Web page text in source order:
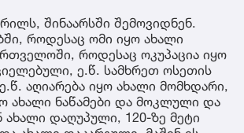
შინაარსში შემოვიდნენ.
როდესაც ომი იყო ახალი
როდესაც ოკუპაცია იყო
ე.წ. სამხრეთ ოსეთის
აღიარება იყო ახალი მომხდარი,
ახალი ნაწამები და მოკლული და
ახალი დაღუპული, 120-ზე მეტი